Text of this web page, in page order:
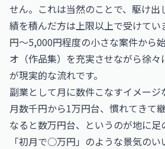
せん。これは当然のことで、駆け出
績を積んだ方は上限以上で受けてい
円〜5,000円程度の小さな案件から
オ（作品集）を充実させながら徐
が現実的な流れです。
副業として月に数件こなすイメー
月数千円から1万円台、慣れてきて
なると数万円台、というのが地に足
「初月で○万円」のような景気の